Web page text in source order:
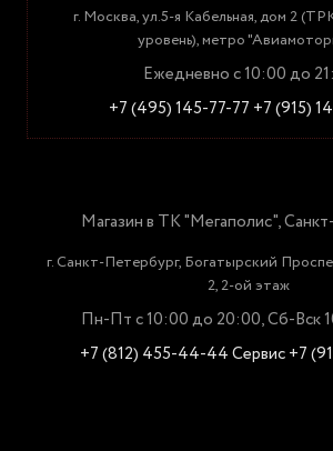
г. Москва, ул.5-я Кабельная, дом 2
уровень), метро
Ежедневно с 10:00 до
+7 (495) 145-77-77 +7 (915)
Магазин в ТК "Мегаполис",
г. Санкт-Петербург, Богатырский
2, 2-ой этаж
Пн-Пт с 10:00 до 20:00, Сб-Вск
+7 (812) 455-44-44Сервис +7